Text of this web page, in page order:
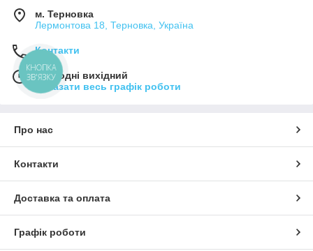
м. Терновка
Лермонтова 18, Терновка, Україна
Контакти
Сьогодні вихідний
Показати весь графік роботи
Про нас
Контакти
Доставка та оплата
Графік роботи
КНОПКА
ЗВ'ЯЗКУ